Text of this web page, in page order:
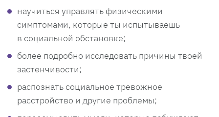
научиться управлять физическими
симптомами, которые ты испытываешь
в социальной обстановке;
более подробно исследовать причины твоей
застенчивости;
распознать социальное тревожное
расстройство и другие проблемы;